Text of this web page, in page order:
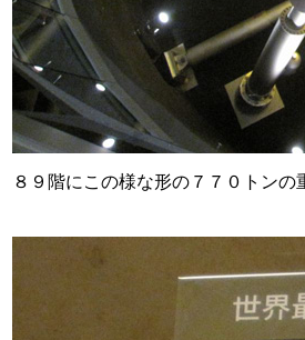
８９階にこの様な形の７７０トン